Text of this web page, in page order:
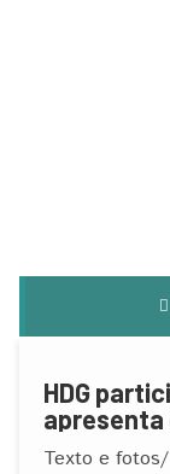
HDG
apresenta
riscos
Texto e